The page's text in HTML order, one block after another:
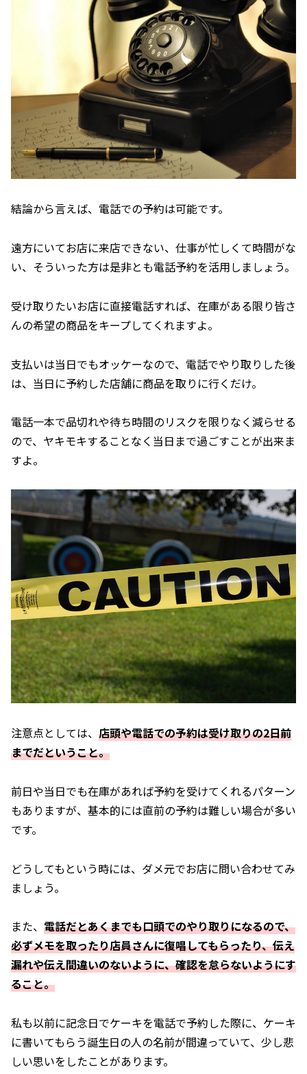
結論から言えば、電話での予約は可能です。
遠方にいてお店に来店できない、仕事が忙しくて時間がな
い、そういった方は是非とも電話予約を活用しましょう。
受け取りたいお店に直接電話すれば、在庫がある限り皆さ
んの希望の商品をキープしてくれますよ。
支払いは当日でもオッケーなので、電話でやり取りした後
は、当日に予約した店舗に商品を取りに行くだけ。
電話一本で品切れや待ち時間のリスクを限りなく減らせる
ので、ヤキモキすることなく当日まで過ごすことが出来ま
すよ。
注意点としては、 店頭や電話での予約は受け取りの2日前
までだということ。
前日や当日でも在庫があれば予約を受けてくれるパターン
もありますが、基本的には直前の予約は難しい場合が多い
です。
どうしてもという時には、ダメ元でお店に問い合わせてみ
ましょう。
また、 電話だとあくまでも口頭でのやり取りになるので、
必ずメモを取ったり店員さんに復唱してもらったり、伝え
漏れや伝え間違いのないように、確認を怠らないようにす
ること。
私も以前に記念日でケーキを電話で予約した際に、ケーキ
に書いてもらう誕生日の人の名前が間違っていて、少し悲
しい思いをしたことがあります。